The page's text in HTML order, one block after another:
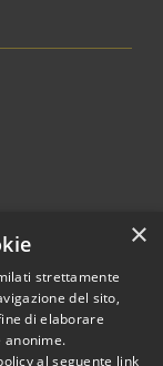
© 2025 •
di Castelfranco
×
strettamente
del sito,
di elaborare
anonime.
al seguente link